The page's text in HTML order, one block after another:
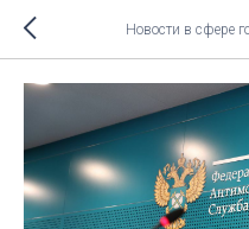
Новости в сфере